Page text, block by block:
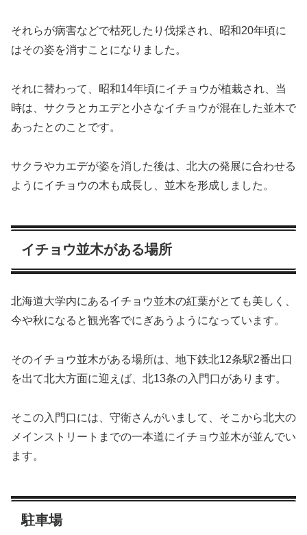
それらが病害などで枯死したり伐採され、昭和20年頃に
はその姿を消すことになりました。
それに替わって、昭和14年頃にイチョウが植栽され、当
時は、サクラとカエデと小さなイチョウが混在した並木で
あったとのことです。
サクラやカエデが姿を消した後は、北大の発展に合わせる
ようにイチョウの木も成長し、並木を形成しました。
イチョウ並木がある場所
北海道大学内にあるイチョウ並木の紅葉がとても美しく、
今や秋になると観光客でにぎあうようになっています。
そのイチョウ並木がある場所は、地下鉄北12条駅2番出口
を出て北大方面に迎えば、北13条の入門口があります。
そこの入門口には、守衛さんがいまして、そこから北大の
メインストリートまでの一本道にイチョウ並木が並んでい
ます。
駐車場